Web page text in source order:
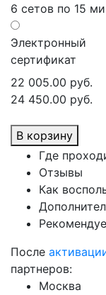
6 сетов по 15
Электронный
сертификат
22 005.00 руб.
24 450.00 руб.
В корзину
Где
Отзывы
Как
После
партнеров:
Москва